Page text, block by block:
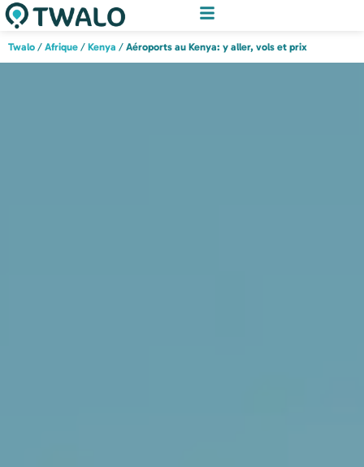
Twalo / Afrique / Kenya / Aéroports au Kenya: y aller, vols et prix